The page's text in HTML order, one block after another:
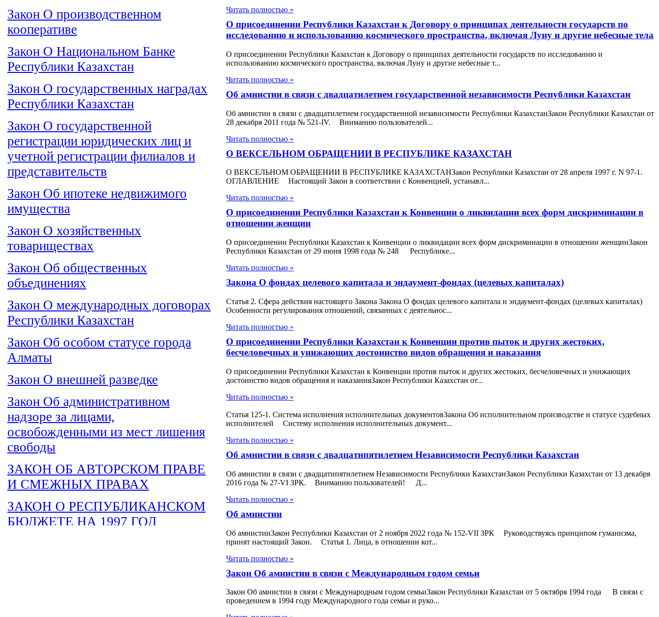
Закон О производственном
кооперативе
Закон О Национальном Банке
Республики Казахстан
Закон О государственных наградах
Республики Казахстан
Закон О государственной
регистрации юридических лиц и
учетной регистрации филиалов и
представительств
Закон Об ипотеке недвижимого
имущества
Закон О хозяйственных
товариществах
Закон Об общественных
объединениях
Закон О международных договорах
Республики Казахстан
Закон Об особом статусе города
Алматы
Закон О внешней разведке
Закон Об административном
надзоре за лицами,
освобожденными из мест лишения
свободы
ЗАКОН ОБ АВТОРСКОМ ПРАВЕ
И СМЕЖНЫХ ПРАВАХ
ЗАКОН О РЕСПУБЛИКАНСКОМ
БЮДЖЕТЕ НА 1997 ГОД
Читать полностью »
О присоединении Республики Казахстан к Договору о принципах деятельности государств по
исследованию и использованию космического пространства, включая Луну и другие небесные тела
О присоединении Республики Казахстан к Договору о принципах деятельности государств по исследованию и
использованию космического пространства, включая Луну и другие небесные т...
Читать полностью »
Об амнистии в связи с двадцатилетием государственной независимости Республики Казахстан
Об амнистии в связи с двадцатилетием государственной независимости Республики КазахстанЗакон Республики Казахстан от
28 декабря 2011 года № 521-IV. Вниманию пользователей...
Читать полностью »
О ВЕКСЕЛЬНОМ ОБРАЩЕНИИ В РЕСПУБЛИКЕ КАЗАХСТАН
О ВЕКСЕЛЬНОМ ОБРАЩЕНИИ В РЕСПУБЛИКЕ КАЗАХСТАНЗакон Республики Казахстан от 28 апреля 1997 г. N 97-1.
ОГЛАВЛЕНИЕ Настоящий Закон в соответствии с Конвенцией, устанавл...
Читать полностью »
О присоединении Республики Казахстан к Конвенции о ликвидации всех форм дискриминации в
отношении женщин
О присоединении Республики Казахстан к Конвенции о ликвидации всех форм дискриминации в отношении женщинЗакон
Республики Казахстан от 29 июня 1998 года № 248 Республике...
Читать полностью »
Закона О фондах целевого капитала и эндаумент-фондах (целевых капиталах)
Статья 2. Сфера действия настоящего Закона Закона О фондах целевого капитала и эндаумент-фондах (целевых капиталах)
Особенности регулирования отношений, связанных с деятельнос...
Читать полностью »
О присоединении Республики Казахстан к Конвенции против пыток и других жестоких,
бесчеловечных и унижающих достоинство видов обращения и наказания
О присоединении Республики Казахстан к Конвенции против пыток и других жестоких, бесчеловечных и унижающих
достоинство видов обращения и наказанияЗакон Республики Казахстан от...
Читать полностью »
Статья 125-1. Система исполнения исполнительных документовЗакона Об исполнительном производстве и статусе судебных
исполнителей Систему исполнения исполнительных документ...
Читать полностью »
Об амнистии в связи с двадцатипятилетием Независимости Республики Казахстан
Об амнистии в связи с двадцатипятилетием Независимости Республики КазахстанЗакон Республики Казахстан от 13 декабря
2016 года № 27-VІ ЗРК. Вниманию пользователей! Д...
Читать полностью »
Об амнистии
Об амнистииЗакон Республики Казахстан от 2 ноября 2022 года № 152-VII ЗРК Руководствуясь принципом гуманизма,
принят настоящий Закон. Статья 1. Лица, в отношении кот...
Читать полностью »
Закон Об амнистии в связи с Международным годом семьи
Закон Об амнистии в связи с Международным годом семьиЗакон Республики Казахстан от 5 октябpя 1994 года В связи с
проведением в 1994 году Международного года семьи и руко...